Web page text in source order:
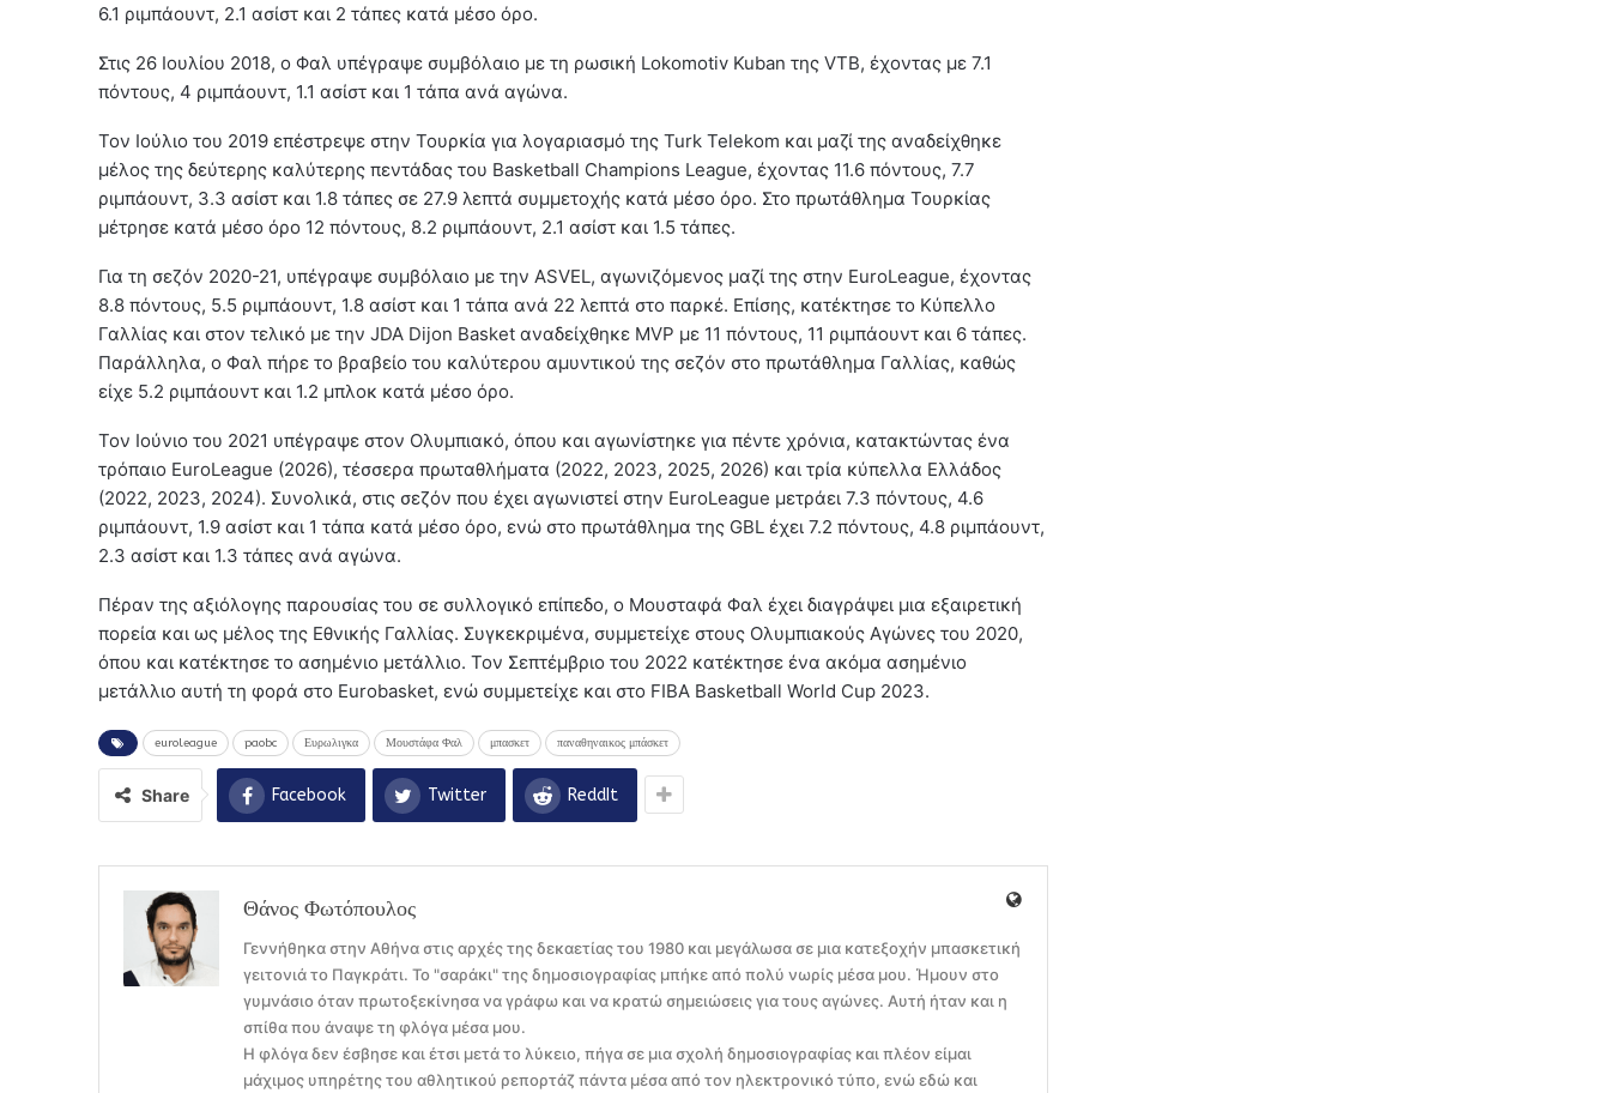
6.1 ριμπάουντ, 2.1 ασίστ και 2 τάπες κατά μέσο όρο.
Στις 26 Ιουλίου 2018, ο Φαλ υπέγραψε συμβόλαιο με τη ρωσική Lokomotiv Kuban της VTB, έχοντας με 7.1
πόντους, 4 ριμπάουντ, 1.1 ασίστ και 1 τάπα ανά αγώνα.
Τον Ιούλιο του 2019 επέστρεψε στην Τουρκία για λογαριασμό της Turk Telekom και μαζί της αναδείχθηκε
μέλος της δεύτερης καλύτερης πεντάδας του Basketball Champions League, έχοντας 11.6 πόντους, 7.7
ριμπάουντ, 3.3 ασίστ και 1.8 τάπες σε 27.9 λεπτά συμμετοχής κατά μέσο όρο. Στο πρωτάθλημα Τουρκίας
μέτρησε κατά μέσο όρο 12 πόντους, 8.2 ριμπάουντ, 2.1 ασίστ και 1.5 τάπες.
Για τη σεζόν 2020-21, υπέγραψε συμβόλαιο με την ASVEL, αγωνιζόμενος μαζί της στην EuroLeague, έχοντας
8.8 πόντους, 5.5 ριμπάουντ, 1.8 ασίστ και 1 τάπα ανά 22 λεπτά στο παρκέ. Επίσης, κατέκτησε το Κύπελλο
Γαλλίας και στον τελικό με την JDA Dijon Basket αναδείχθηκε MVP με 11 πόντους, 11 ριμπάουντ και 6 τάπες.
Παράλληλα, ο Φαλ πήρε το βραβείο του καλύτερου αμυντικού της σεζόν στο πρωτάθλημα Γαλλίας, καθώς
είχε 5.2 ριμπάουντ και 1.2 μπλοκ κατά μέσο όρο.
Τον Ιούνιο του 2021 υπέγραψε στον Ολυμπιακό, όπου και αγωνίστηκε για πέντε χρόνια, κατακτώντας ένα
τρόπαιο EuroLeague (2026), τέσσερα πρωταθλήματα (2022, 2023, 2025, 2026) και τρία κύπελλα Ελλάδος
(2022, 2023, 2024). Συνολικά, στις σεζόν που έχει αγωνιστεί στην EuroLeague μετράει 7.3 πόντους, 4.6
ριμπάουντ, 1.9 ασίστ και 1 τάπα κατά μέσο όρο, ενώ στο πρωτάθλημα της GBL έχει 7.2 πόντους, 4.8 ριμπάουντ,
2.3 ασίστ και 1.3 τάπες ανά αγώνα.
Πέραν της αξιόλογης παρουσίας του σε συλλογικό επίπεδο, ο Μουσταφά Φαλ έχει διαγράψει μια εξαιρετική
πορεία και ως μέλος της Εθνικής Γαλλίας. Συγκεκριμένα, συμμετείχε στους Ολυμπιακούς Αγώνες του 2020,
όπου και κατέκτησε το ασημένιο μετάλλιο. Τον Σεπτέμβριο του 2022 κατέκτησε ένα ακόμα ασημένιο
μετάλλιο αυτή τη φορά στο Eurobasket, ενώ συμμετείχε και στο FIBA Basketball World Cup 2023.
euroleague paobc Ευρωλιγκα Μουστάφα Φαλ μπασκετ παναθηναικος μπάσκετ
Share Facebook Twitter ReddIt
Θάνος Φωτόπουλος
Γεννήθηκα στην Αθήνα στις αρχές της δεκαετίας του 1980 και μεγάλωσα σε μια κατεξοχήν μπασκετική
γειτονιά το Παγκράτι. Το "σαράκι" της δημοσιογραφίας μπήκε από πολύ νωρίς μέσα μου. Ήμουν στο
γυμνάσιο όταν πρωτοξεκίνησα να γράφω και να κρατώ σημειώσεις για τους αγώνες. Αυτή ήταν και η
σπίθα που άναψε τη φλόγα μέσα μου.
Η φλόγα δεν έσβησε και έτσι μετά το λύκειο, πήγα σε μια σχολή δημοσιογραφίας και πλέον είμαι
μάχιμος υπηρέτης του αθλητικού ρεπορτάζ πάντα μέσα από τον ηλεκτρονικό τύπο, ενώ εδώ και